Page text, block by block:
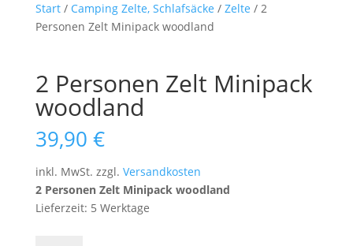
Start/ Camping Zelte, Schlafsäcke / Zelte / 2
Personen Zelt Minipack woodland
2 Personen Zelt Minipack
woodland
39,90 €
inkl. MwSt. zzgl. Versandkosten
2 Personen Zelt Minipack woodland
Lieferzeit: 5 Werktage